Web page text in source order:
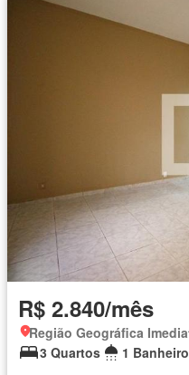
R$ 2.840/mês
3 Quartos
1 Banheiro